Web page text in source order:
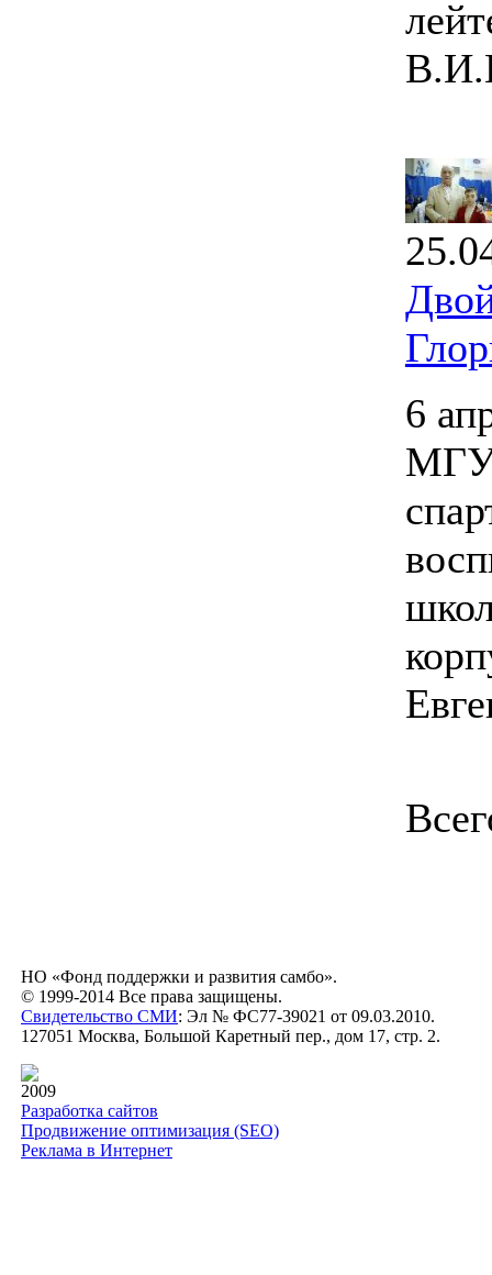
6
НО «Фонд поддержки и развития самбо».
© 1999-2014 Все права защищены.
Свидетельство СМИ: Эл № ФС77-39021 от 09.03.2010.
127051 Москва, Большой Каретный пер., дом 17, стр. 2.
2009
Разработка сайтов
Продвижение оптимизация (SEO)
Реклама в Интернет